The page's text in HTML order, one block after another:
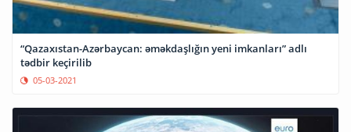
“Qazaxıstan-Azərbaycan: əməkdaşlığın yeni imkanları” adlı
tədbir keçirilib
05-03-2021